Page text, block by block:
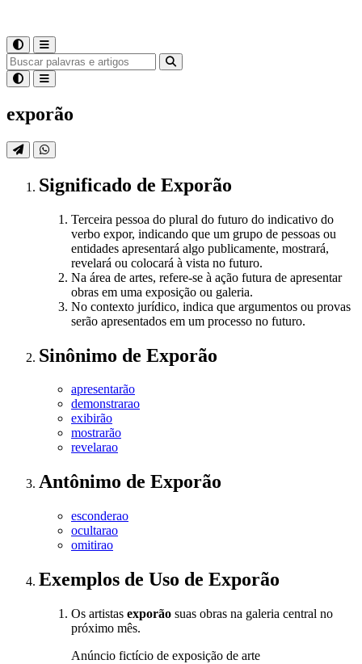
exporão
Significado de Exporão
Terceira pessoa do plural do futuro do indicativo do
verbo expor, indicando que um grupo de pessoas ou
entidades apresentará algo publicamente, mostrará,
revelará ou colocará à vista no futuro.
Na área de artes, refere-se à ação futura de apresentar
obras em uma exposição ou galeria.
No contexto jurídico, indica que argumentos ou provas
serão apresentados em um processo no futuro.
Sinônimo de Exporão
apresentarão
demonstrarao
exibirão
mostrarão
revelarao
Antônimo de Exporão
esconderao
ocultarao
omitirao
Exemplos de Uso de Exporão
Os artistas exporão suas obras na galeria central no
próximo mês.
Anúncio fictício de exposição de arte